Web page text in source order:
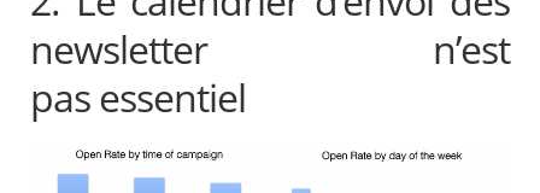
newsletter n’est
pas essentiel